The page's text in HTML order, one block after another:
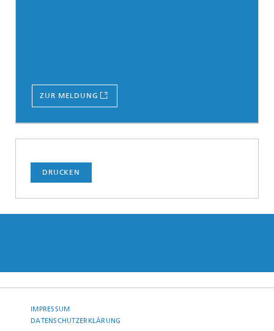
ZUR MELDUNG
DRUCKEN
IMPRESSUM
DATENSCHUTZERKLÄRUNG